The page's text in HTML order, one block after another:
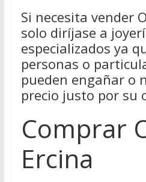
Si necesita vender
solo diríjase a
especializados ya
personas o
pueden engañar o
precio justo por su
Comprar
Ercina